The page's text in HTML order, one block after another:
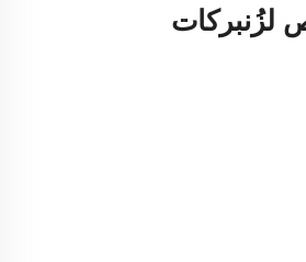
لزُنبركات